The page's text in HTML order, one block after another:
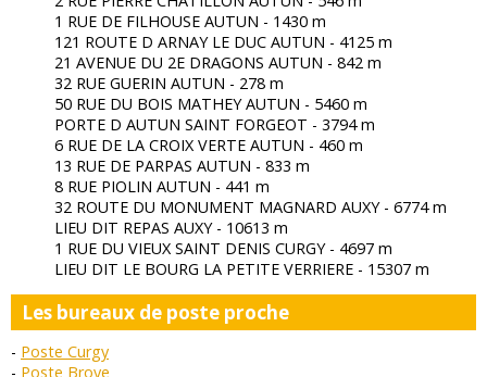
1 RUE DE FILHOUSE AUTUN - 1430 m
121 ROUTE D ARNAY LE DUC AUTUN - 4125 m
21 AVENUE DU 2E DRAGONS AUTUN - 842 m
32 RUE GUERIN AUTUN - 278 m
50 RUE DU BOIS MATHEY AUTUN - 5460 m
PORTE D AUTUN SAINT FORGEOT - 3794 m
6 RUE DE LA CROIX VERTE AUTUN - 460 m
13 RUE DE PARPAS AUTUN - 833 m
8 RUE PIOLIN AUTUN - 441 m
32 ROUTE DU MONUMENT MAGNARD AUXY - 6774 m
LIEU DIT REPAS AUXY - 10613 m
1 RUE DU VIEUX SAINT DENIS CURGY - 4697 m
LIEU DIT LE BOURG LA PETITE VERRIERE - 15307 m
Les bureaux de poste proche
Poste Curgy
Poste Broye